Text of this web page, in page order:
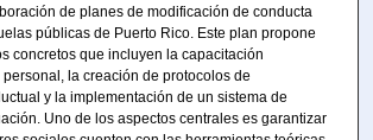
de planes de modificación de conducta
públicas de Puerto Rico. Este plan propone
concretos que incluyen la capacitación
la creación de protocolos de
y la implementación de un sistema de
Uno de los aspectos centrales es garantizar